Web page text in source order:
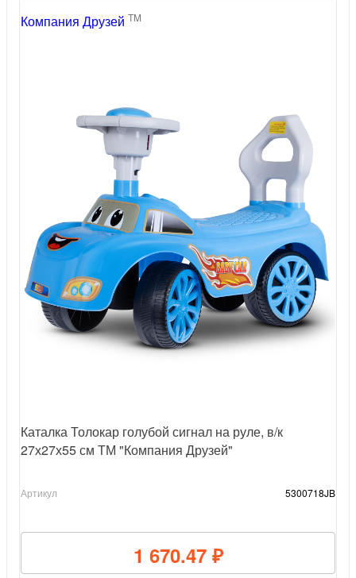
Компания Друзей TM
Каталка Толокар голубой сигнал на руле, в/к
27х27х55 см ТМ "Компания Друзей"
Артикул 5300718JB
1 670.47 ₽